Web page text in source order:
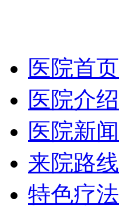
医院首页
医院介绍
医院新闻
来院路线
特色疗法